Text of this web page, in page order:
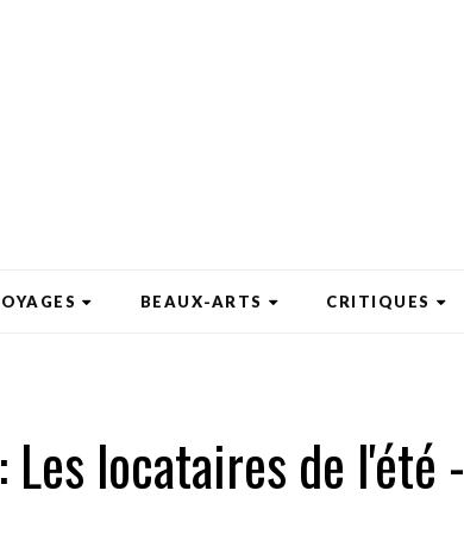
BEAUX-ARTS CRITIQUES
locataires de l'été -